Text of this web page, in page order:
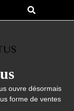
ouvre désormais
forme de ventes